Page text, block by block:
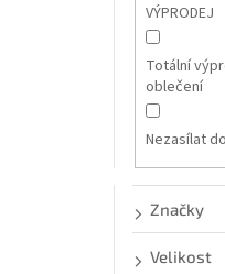
VÝPRODEJ
Totální
oblečení
Nezasílat
Značky
Velikost